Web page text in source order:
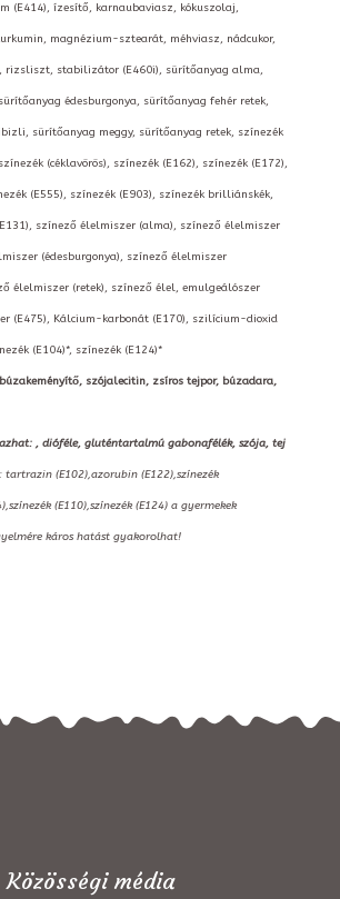
(E414), ízesítő, karnaubaviasz, kókuszolaj,
magnézium-sztearát, méhviasz, nádcukor,
rizsliszt, stabilizátor (E460i), sürítőanyag alma,
édesburgonya, sürítőanyag fehér retek,
sürítőanyag meggy, sürítőanyag retek, színezék
(céklavörös), színezék (E162), színezék (E172),
(E555), színezék (E903), színezék brilliánskék,
színező élelmiszer (alma), színező élelmiszer
(édesburgonya), színező élelmiszer
élelmiszer (retek), színező élel, emulgeálószer
(E475), Kálcium-karbonát (E170), szilícium-dioxid
(E104)*, színezék (E124)*
szójalecitin, zsíros tejpor, búzadara,
, dióféle, gluténtartalmú gabonafélék, szója, tej
tartrazin (E102),azorubin (E122),színezék
(E110),színezék (E124) a gyermekek
káros hatást gyakorolhat!
Közösségi média